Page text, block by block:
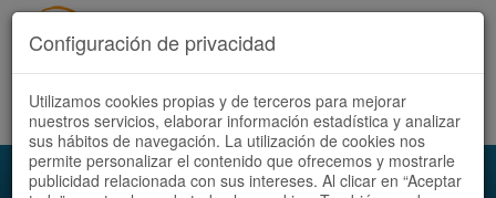
Accedeix Registra't ara Español Català
Configuración de privacidad
Utilizamos cookies propias y de terceros para mejorar
nuestros servicios, elaborar información estadística y analizar
sus hábitos de navegación. La utilización de cookies nos
permite personalizar el contenido que ofrecemos y mostrarle
publicidad relacionada con sus intereses. Al clicar en “Aceptar